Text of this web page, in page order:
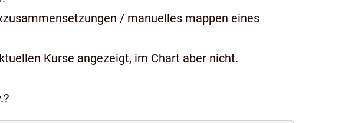
/ manuelles mappen eines
Kurse angezeigt, im Chart aber nicht.